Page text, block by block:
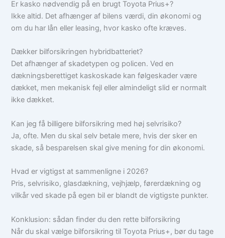
Er kasko nødvendig på en brugt Toyota Prius+?
Ikke altid. Det afhænger af bilens værdi, din økonomi og
om du har lån eller leasing, hvor kasko ofte kræves.
Dækker bilforsikringen hybridbatteriet?
Det afhænger af skadetypen og policen. Ved en
dækningsberettiget kaskoskade kan følgeskader være
dækket, men mekanisk fejl eller almindeligt slid er normalt
ikke dækket.
Kan jeg få billigere bilforsikring med høj selvrisiko?
Ja, ofte. Men du skal selv betale mere, hvis der sker en
skade, så besparelsen skal give mening for din økonomi.
Hvad er vigtigst at sammenligne i 2026?
Pris, selvrisiko, glasdækning, vejhjælp, førerdækning og
vilkår ved skade på egen bil er blandt de vigtigste punkter.
Konklusion: sådan finder du den rette bilforsikring
Når du skal vælge bilforsikring til Toyota Prius+, bør du tage